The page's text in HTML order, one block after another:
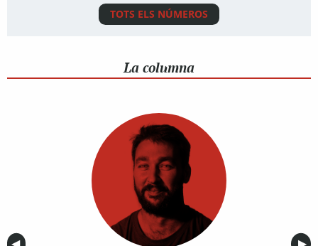
TOTS ELS NÚMEROS
La columna